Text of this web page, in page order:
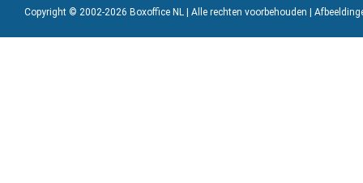
Copyright © 2002-2026 Boxoffice NL | Alle rechten voorbehouden |